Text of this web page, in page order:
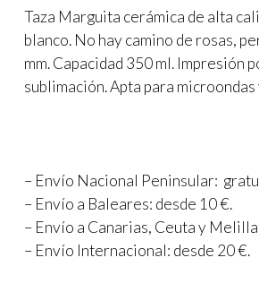
Taza Marguita cerámica de alta
blanco. No hay camino de rosas,
mm. Capacidad 350 ml. Impresión
sublimación. Apta para
– Envío Nacional Peninsular:
– Envío a Baleares: desde 10 €.
– Envío a Canarias, Ceuta y
– Envío Internacional: desde 20 €.